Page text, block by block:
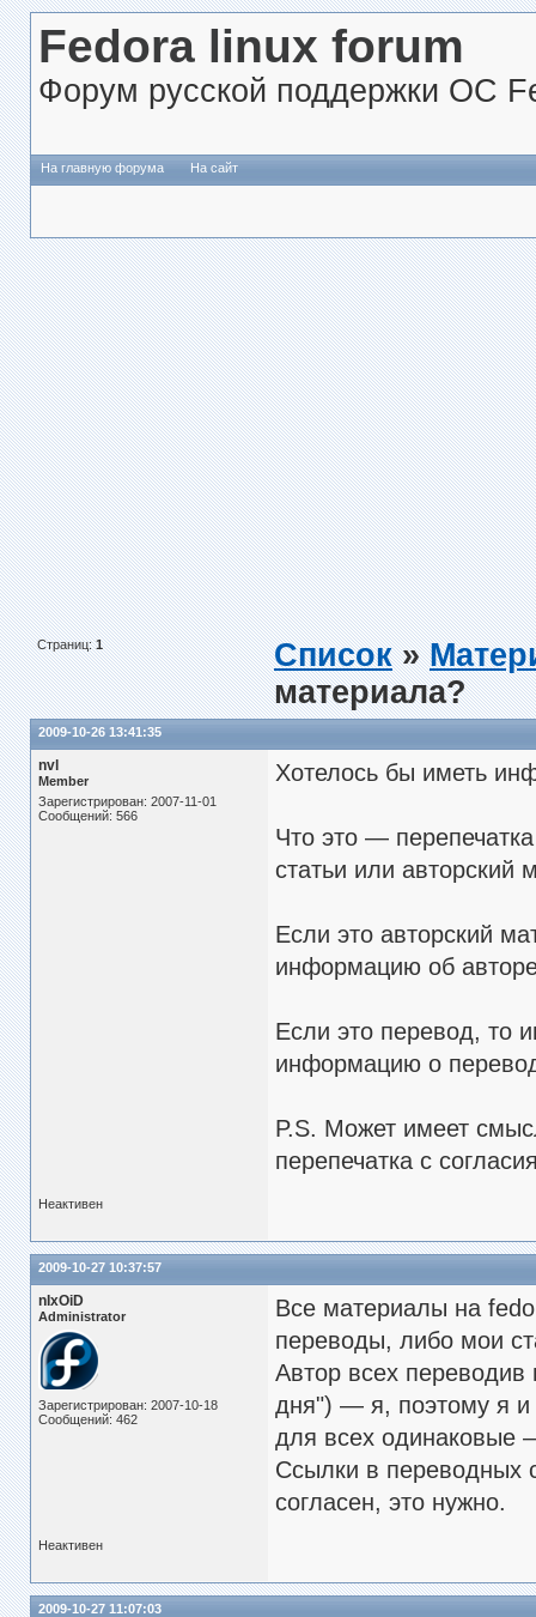
Fedora linux forum
Форум русской поддержки ОС
На главную форума На сайт
Страниц:1 Список»
материала?
2009-10-26 13:41:35
nvl
Member
Зарегистрирован: 2007-11-01
Сообщений: 566
Хотелось бы иметь
Что это —
статьи или авторский
Если это авторский
информацию об
Если это перевод, то
информацию о
P.S. Может имеет
перепечатка с
Неактивен
2009-10-27 10:37:57
nIxOiD
Administrator
Зарегистрирован: 2007-10-18
Сообщений: 462
Все материалы на
переводы, либо мои
Автор всех переводив
дня") — я, поэтому я и
для всех одинаковые
Ссылки в переводных
согласен, это нужно.
Неактивен
2009-10-27 11:07:03